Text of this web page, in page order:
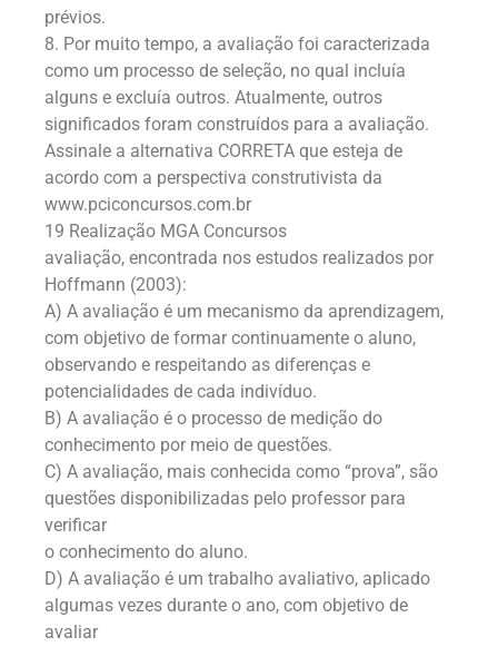
prévios.
8. Por muito tempo, a avaliação foi caracterizada
como um processo de seleção, no qual incluía
alguns e excluía outros. Atualmente, outros
significados foram construídos para a avaliação.
Assinale a alternativa CORRETA que esteja de
acordo com a perspectiva construtivista da
www.pciconcursos.com.br
19 Realização MGA Concursos
avaliação, encontrada nos estudos realizados por
Hoffmann (2003):
A) A avaliação é um mecanismo da aprendizagem,
com objetivo de formar continuamente o aluno,
observando e respeitando as diferenças e
potencialidades de cada indivíduo.
B) A avaliação é o processo de medição do
conhecimento por meio de questões.
C) A avaliação, mais conhecida como “prova”, são
questões disponibilizadas pelo professor para
verificar
o conhecimento do aluno.
D) A avaliação é um trabalho avaliativo, aplicado
algumas vezes durante o ano, com objetivo de
avaliar